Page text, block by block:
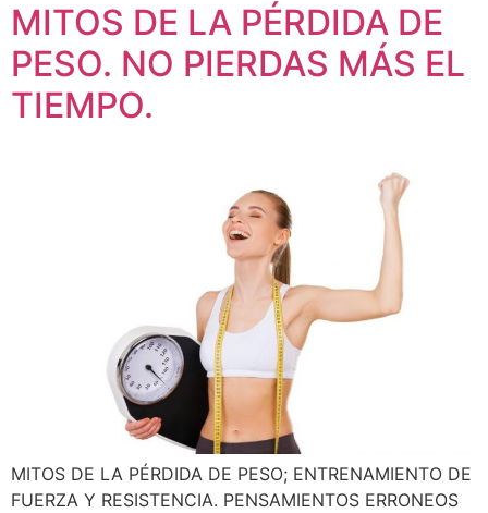
MITOS DE LA PÉRDIDA DE
PESO. NO PIERDAS MÁS EL
TIEMPO.
MITOS DE LA PÉRDIDA DE PESO; ENTRENAMIENTO DE
FUERZA Y RESISTENCIA. PENSAMIENTOS ERRONEOS